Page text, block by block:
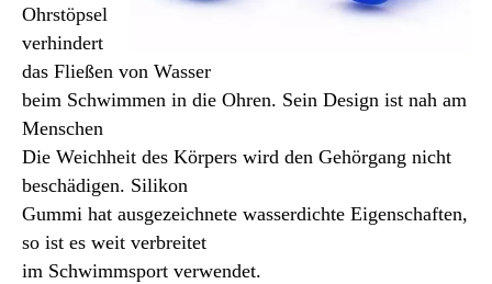
Ohrstöpsel
verhindert
das Fließen von Wasser
beim Schwimmen in die Ohren. Sein Design ist nah am
Menschen
Die Weichheit des Körpers wird den Gehörgang nicht
beschädigen. Silikon
Gummi hat ausgezeichnete wasserdichte Eigenschaften,
so ist es weit verbreitet
im Schwimmsport verwendet.